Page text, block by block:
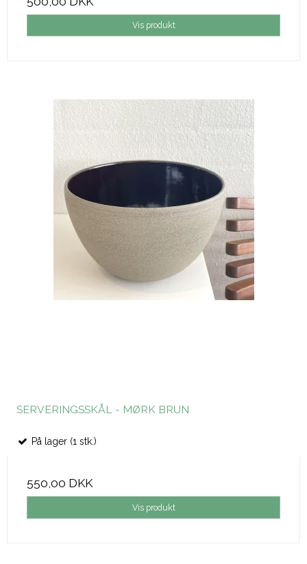
Vis produkt
SERVERINGSSKÅL - MØRK BRUN
På lager (1 stk.)
550,00 DKK
Vis produkt